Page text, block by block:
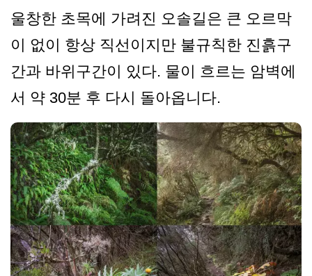
울창한 초목에 가려진 오솔길은 큰 오르막
이 없이 항상 직선이지만 불규칙한 진흙구
간과 바위구간이 있다. 물이 흐르는 암벽에
서 약 30분 후 다시 돌아옵니다.